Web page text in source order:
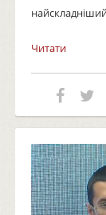
найскладніший
Читати